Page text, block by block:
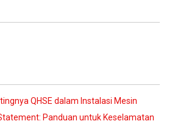
QHSE dalam Instalasi Mesin
Panduan untuk Keselamatan